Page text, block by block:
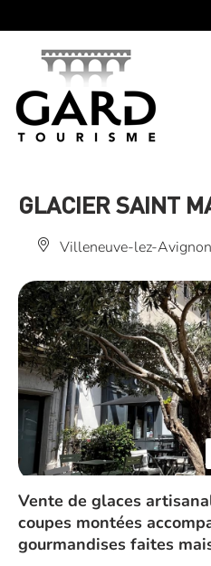
GLACIER SAINT
Villeneuve-lez-Avignon
Vente de glaces
coupes montées
gourmandises faites